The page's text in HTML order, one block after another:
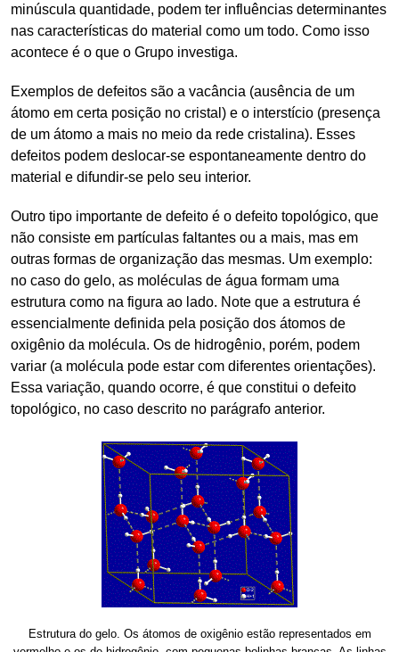
minúscula quantidade, podem ter influências determinantes
nas características do material como um todo. Como isso
acontece é o que o Grupo investiga.
Exemplos de defeitos são a vacância (ausência de um
átomo em certa posição no cristal) e o interstício (presença
de um átomo a mais no meio da rede cristalina). Esses
defeitos podem deslocar-se espontaneamente dentro do
material e difundir-se pelo seu interior.
Outro tipo importante de defeito é o defeito topológico, que
não consiste em partículas faltantes ou a mais, mas em
outras formas de organização das mesmas. Um exemplo:
no caso do gelo, as moléculas de água formam uma
estrutura como na figura ao lado. Note que a estrutura é
essencialmente definida pela posição dos átomos de
oxigênio da molécula. Os de hidrogênio, porém, podem
variar (a molécula pode estar com diferentes orientações).
Essa variação, quando ocorre, é que constitui o defeito
topológico, no caso descrito no parágrafo anterior.
Estrutura do gelo. Os átomos de oxigênio estão representados em